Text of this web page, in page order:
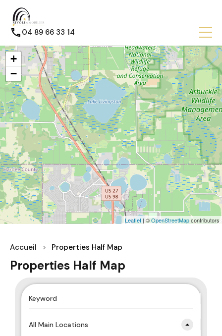
04 89 66 33 14
+
−
Leaflet | ©OpenStreetMapcontributors
Accueil Properties Half Map
Properties Half Map
All Main Locations